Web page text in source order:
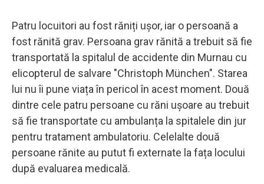
Patru locuitori au fost răniți ușor, iar o persoană a
fost rănită grav. Persoana grav rănită a trebuit să fie
transportată la spitalul de accidente din Murnau cu
elicopterul de salvare "Christoph München". Starea
lui nu îi pune viața în pericol în acest moment. Două
dintre cele patru persoane cu răni ușoare au trebuit
să fie transportate cu ambulanța la spitalele din jur
pentru tratament ambulatoriu. Celelalte două
persoane rănite au putut fi externate la fața locului
după evaluarea medicală.